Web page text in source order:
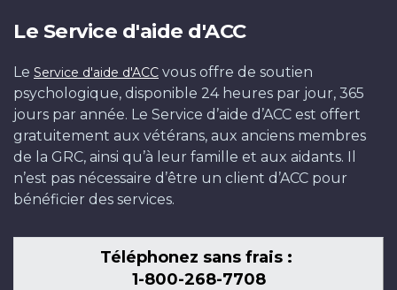
Le Service d'aide d'ACC
Le Service d'aide d'ACC vous offre de soutien
psychologique, disponible 24 heures par jour, 365
jours par année. Le Service d’aide d’ACC est offert
gratuitement aux vétérans, aux anciens membres
de la GRC, ainsi qu’à leur famille et aux aidants. Il
n’est pas nécessaire d’être un client d’ACC pour
bénéficier des services.
Téléphonez sans frais :
1-800-268-7708